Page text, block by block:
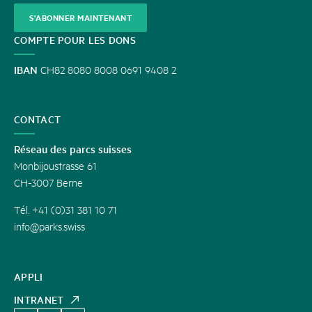
APPLI
INTRANET
S'ABONNER MAINTENANT
COMPTE POUR LES DONS
IBAN CH82 8080 8008 0691 9408 2
CONTACT
Réseau des parcs suisses
Monbijoustrasse 61
CH-3007 Berne
Tél. +41 (0)31 381 10 71
info@parks.swiss